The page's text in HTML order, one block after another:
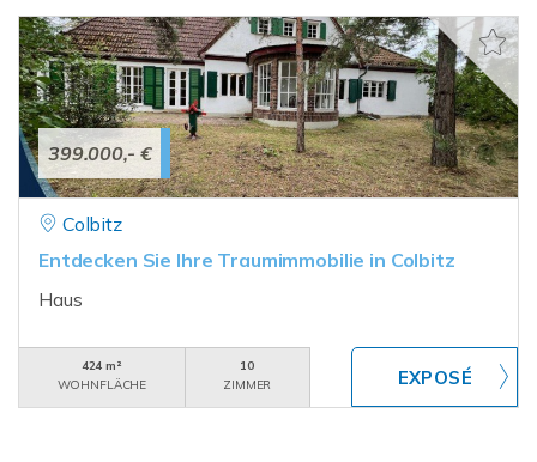
399.000,- €
Colbitz
Entdecken Sie Ihre Traumimmobilie in Colbitz
Haus
424 m²
WOHNFLÄCHE
10
ZIMMER